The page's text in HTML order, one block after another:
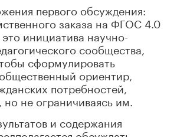
первого обсуждения:
заказа на ФГОС 4.0
инициатива научно-
сообщества,
сформулировать
ориентир,
потребностей,
не ограничиваясь им.
и содержания